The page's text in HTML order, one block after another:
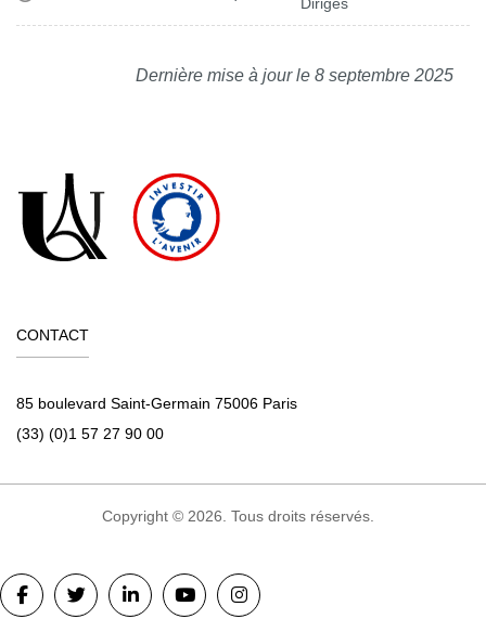
Dernière mise à jour le 8 septembre 2025
CONTACT
85 boulevard Saint-Germain 75006 Paris
(33) (0)1 57 27 90 00
Copyright © 2026. Tous droits réservés.